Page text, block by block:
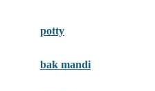
Moby
potty
bak mandi